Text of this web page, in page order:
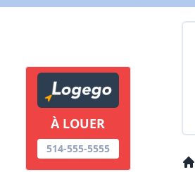
À LOUER
514-555-5555